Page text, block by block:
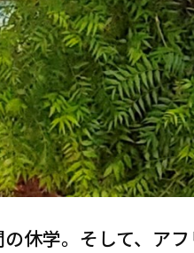
休学。そして、ア